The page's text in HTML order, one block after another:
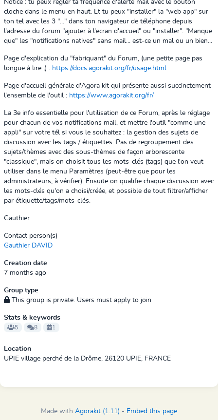
Notice : tu peux régler ta fréquence d'alerte mail avec le bouton
cloche dans le menu en haut. Et tu peux "installer" la "web app" sur
ton tel avec les 3 "..." dans ton navigateur de téléphone depuis
l'adresse du forum "ajouter à l'ecran d'accueil" ou "installer". "Manque
que" les "notifications natives" sans mail... est-ce un mal ou un bien...
Page d'explication du "fabriquant" du Forum, (une petite page pas
longue à lire ;) : https://docs.agorakit.org/fr/usage.html
Page d'accueil générale d'Agora kit qui présente aussi succinctement
l'ensemble de l'outil : https://www.agorakit.org/fr/
La 3e info essentielle pour l'utilisation de ce Forum, après le réglage
pour chacun de vos notifications mail, et mettre l'outil "comme une
appli" sur votre tél si vous le souhaitez : la gestion des sujets de
discussion avec les tags / étiquettes. Pas de regroupement des
sujets/thèmes avec des sous-thèmes de façon arborescente
"classique", mais on choisit tous les mots-clés (tags) que l'on veut
utiliser dans le menu Paramètres (peut-être que pour les
administrateurs, à vérifier). Ensuite on qualifie chaque discussion avec
les mots-clés qu'on a choisi/créée, et possible de tout filtrer/afficher
par étiquette/tags/mots-clés.
Gauthier
Contact person(s)
Gauthier DAVID
Creation date
7 months ago
Group type
This group is private. Users must apply to join
Stats & keywords
5 8 1
Location
UPIE village perché de la Drôme, 26120 UPIE, FRANCE
Made with Agorakit (1.11) - Embed this page